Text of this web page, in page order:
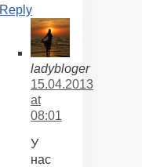
Reply
ladybloger
15.04.2013
at
08:01
У
нас